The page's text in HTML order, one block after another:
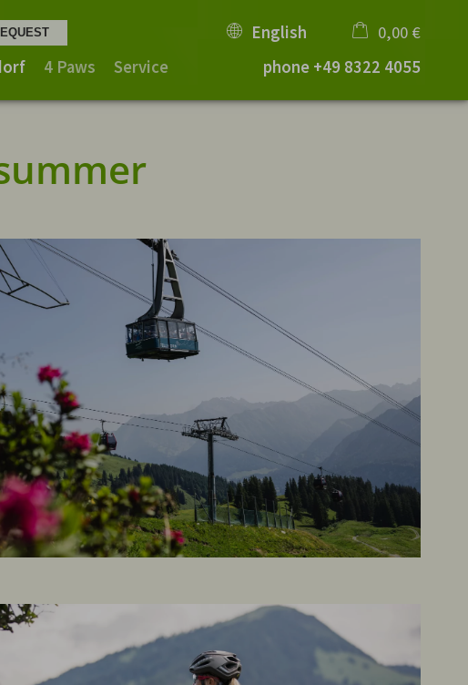
4 Paws Service
English
phone +49 8322 4055
0,00 €
×
Cart is empty